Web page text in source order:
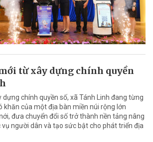
từ xây dựng chính quyền
chính quyền số, xã Tánh Linh đang từng
khăn của một địa bàn miền núi rộng lớn
đưa chuyển đổi số trở thành nền tảng nâng
người dân và tạo sức bật cho phát triển địa